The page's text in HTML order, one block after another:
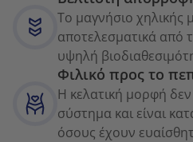
Το μαγνήσιο
αποτελεσματικά από
υψηλή
Φιλικό προς το
Η κελατική μορφή δεν
σύστημα και είναι
όσους έχουν